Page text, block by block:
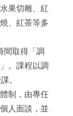
果切雕、紅
、紅茶等多
間取得「調
。課程以調
。
制，由專任
人面談，並